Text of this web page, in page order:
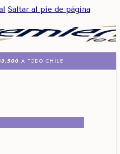
Saltar al pie de página
A TODO CHILE